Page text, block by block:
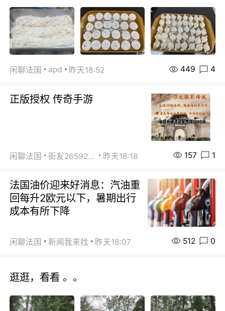
闲聊法国 apd 昨天18:52 449 4
正版授权 传奇手游
闲聊法国 街友26592800 昨天18:18 157 1
法国油价迎来好消息：汽油重
回每升2欧元以下，暑期出行
成本有所下降
闲聊法国 新闻我来找 昨天18:07 512 0
逛逛，看看 。。